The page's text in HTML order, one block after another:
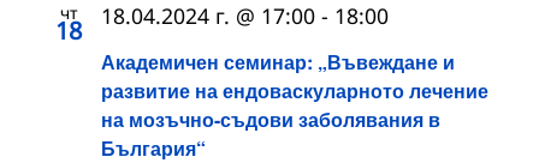
чт
18
Академичен семинар: „Въвеждане и
развитие на ендоваскуларното лечение
на мозъчно-съдови заболявания в
България“
18.04.2024 г. @ 17:00 - 18:00